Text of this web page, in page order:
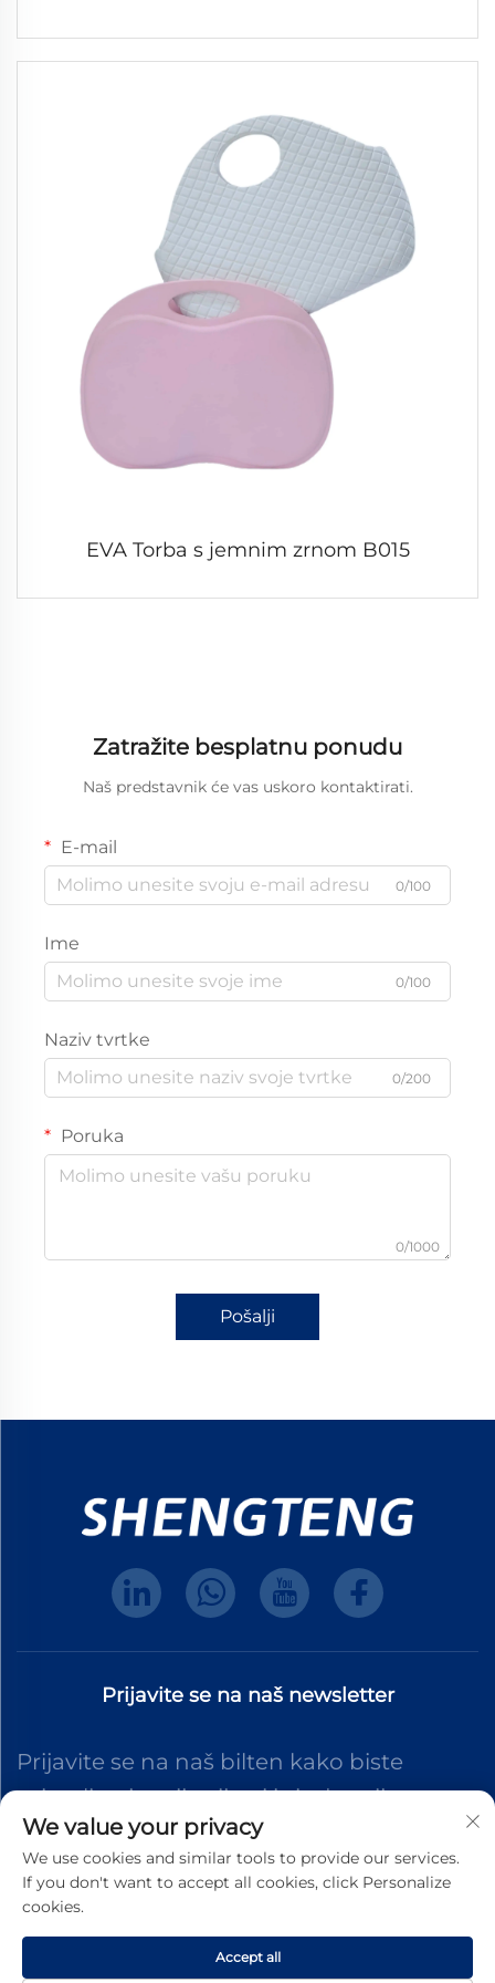
EVA Torba s jemnim zrnom B015
Zatražite besplatnu ponudu
Naš predstavnik će vas uskoro kontaktirati.
E-mail
0/100
Ime
0/100
Naziv tvrtke
0/200
Poruka
0/1000
Pošalji
Prijavite se na naš newsletter
Prijavite se na naš bilten kako biste
primali najnovije vijesti iz industrije,
ažuriranja i uvide od našeg tima.
We value your privacy
We use cookies and similar tools to provide our services.
If you don't want to accept all cookies, click Personalize
cookies.
Accept all